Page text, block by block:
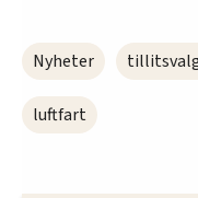
Nyheter
luftfart